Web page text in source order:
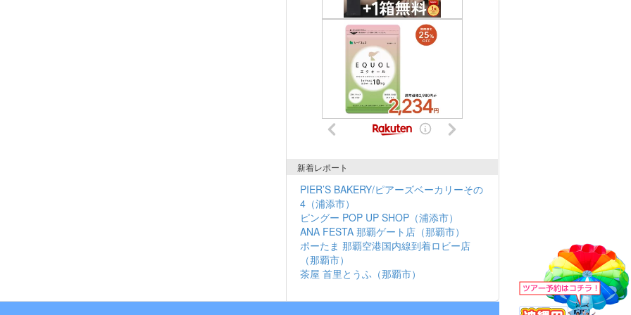
新着レポート
PIER’S BAKERY/ピアーズベーカリーその
4（浦添市）
ピングー POP UP SHOP（浦添市）
ANA FESTA 那覇ゲート店（那覇市）
ポーたま 那覇空港国内線到着ロビー店
（那覇市）
茶屋 首里とうふ（那覇市）